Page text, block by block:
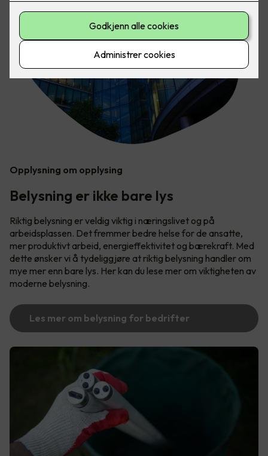
Opplysning om opplysing
Belysning er ikke bare lys
Riktig belysning er veldig viktig i næringslivet og på
arbeidsplassen. Det fremmer bedre helse for de ansatte,
mer produktivt arbeid, energieffektivitet og bærekraft. Med
dette ønsker vi å tydeliggjøre at riktig belysning handler om
mye mer enn bare lys. Her kan du lese mer om viktigheten av
moderne belysning.
Les mer om belysning for bedrifter